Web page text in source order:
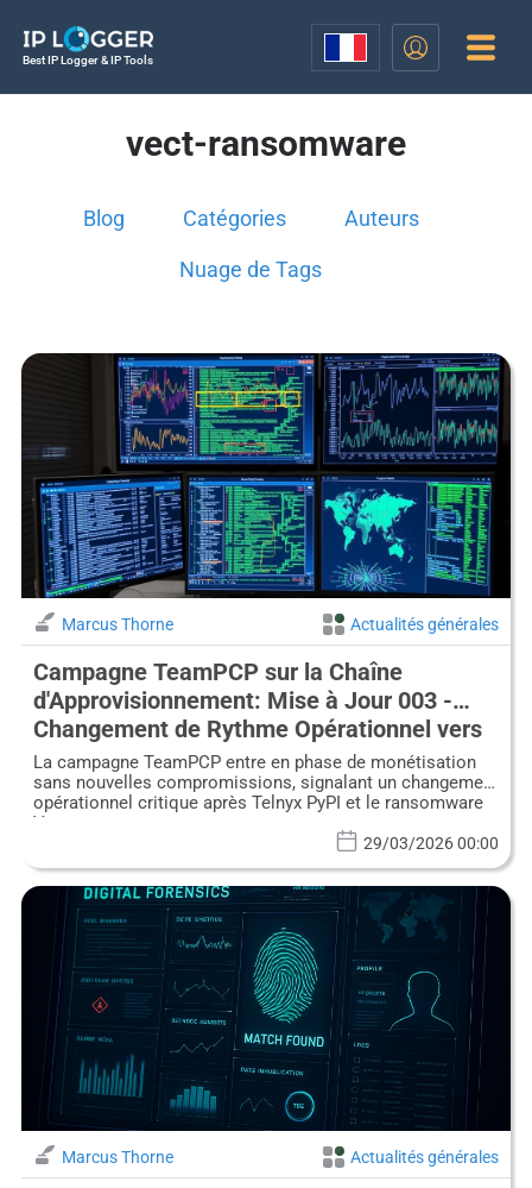
Best IP Logger & IP Tools
vect-ransomware
Blog Catégories Auteurs
Nuage de Tags
Marcus Thorne Actualités générales
Campagne TeamPCP sur la Chaîne
d'Approvisionnement: Mise à Jour 003 -
Changement de Rythme Opérationnel vers
la Monétisation, l'Infiltration Stagne
La campagne TeamPCP entre en phase de monétisation
sans nouvelles compromissions, signalant un changement
opérationnel critique après Telnyx PyPI et le ransomware
Vect.
29/03/2026 00:00
Marcus Thorne Actualités générales